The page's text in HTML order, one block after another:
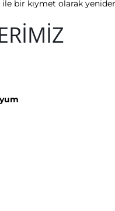
bir kıymet olarak